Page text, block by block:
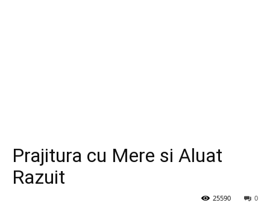
Prajitura cu Mere si Aluat
Razuit
0
25590